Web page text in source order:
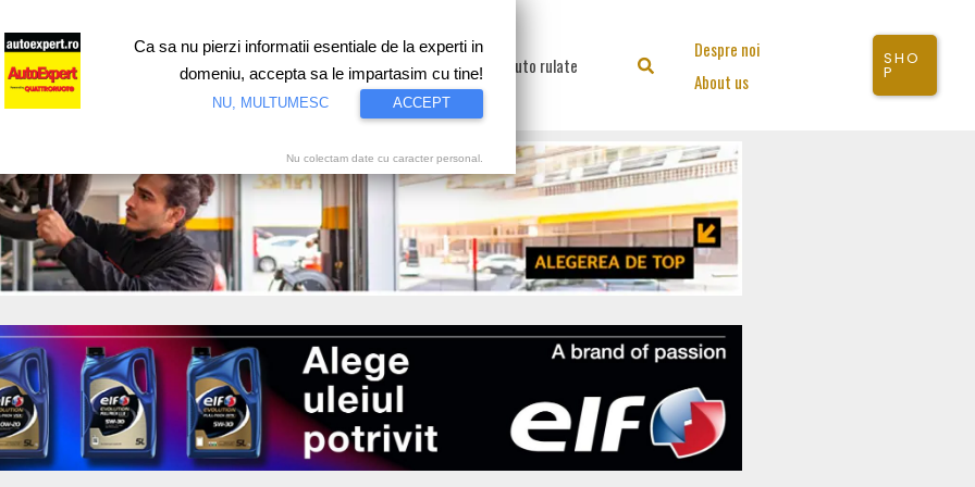
Test drive Motorsport Proiecte speciale Video Auto rulate Search
Despre noi
About us
SHO
P
Ca sa nu pierzi informatii esentiale de la experti in
domeniu, accepta sa le impartasim cu tine!
NU, MULTUMESC ACCEPT
Nu colectam date cu caracter personal.